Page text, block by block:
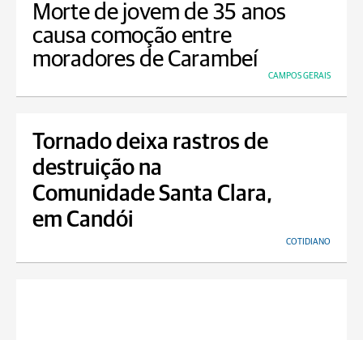
Morte de jovem de 35 anos
causa comoção entre
moradores de Carambeí
CAMPOS GERAIS
Tornado deixa rastros de
destruição na
Comunidade Santa Clara,
em Candói
COTIDIANO